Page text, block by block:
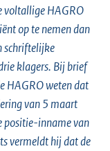
voltallige HAGRO
op te nemen dan
schriftelijke
klagers. Bij brief
HAGRO weten dat
van 5 maart
positie-inname van
vermeldt hij dat de